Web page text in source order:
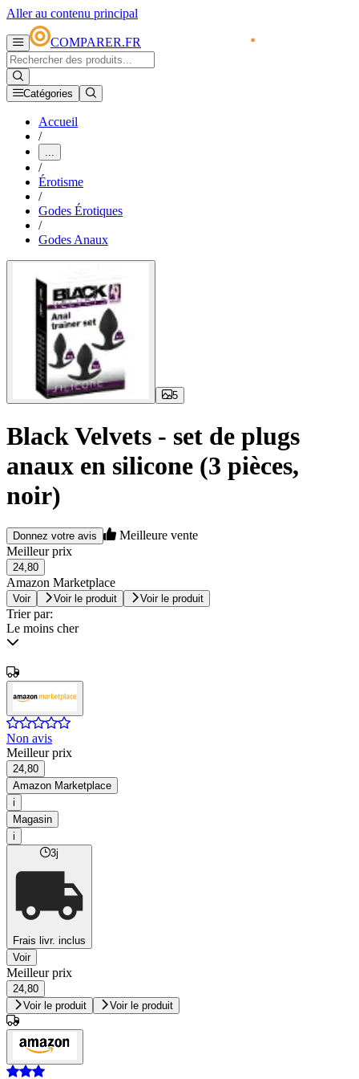
Aller au contenu principal
COMPARER.FR
Catégories
Accueil
/
...
/
Érotisme
/
Godes Érotiques
/
Godes Anaux
5
Black Velvets - set de plugs
anaux en silicone (3 pièces,
noir)
Donnez votre avis
Meilleure vente
Meilleur prix
24,80
Amazon Marketplace
Voir Voir le produit Voir le produit
Trier par:
Le moins cher
Non avis
Meilleur prix
24,80
Amazon Marketplace
i
Magasin
i
3j
Frais livr. inclus
Voir
Meilleur prix
24,80
Voir le produit
Voir le produit